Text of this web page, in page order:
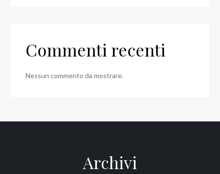
Commenti recenti
Nessun commento da mostrare.
Archivi